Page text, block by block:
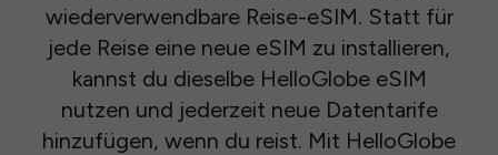
wiederverwendbare Reise-eSIM. Statt für
jede Reise eine neue eSIM zu installieren,
kannst du dieselbe HelloGlobe eSIM
nutzen und jederzeit neue Datentarife
hinzufügen, wenn du reist. Mit HelloGlobe